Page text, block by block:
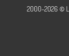
2000-2026 ©